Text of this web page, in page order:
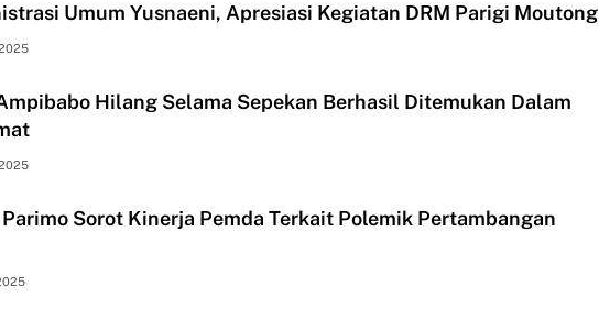
Umum Yusnaeni, Apresiasi Kegiatan DRM Parigi Moutong
Hilang Selama Sepekan Berhasil Ditemukan Dalam
Parimo Sorot Kinerja Pemda Terkait Polemik Pertambangan